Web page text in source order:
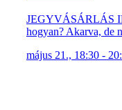
JEGYVÁSÁRLÁS
hogyan? Akarva, de
május 21., 18:30 -